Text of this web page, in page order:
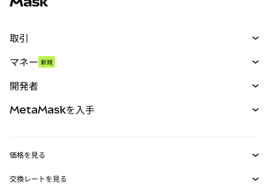
取引
パーペチュアル
RWA
マネー 新規
開発者
MetaMask Connect
MetaMaskを入手
価格を見る
イーサリアムの価格
交換レートを見る